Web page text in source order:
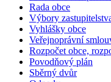
Rada obce
Výbory
Vyhlášky obce
Veřejnoprávní
Rozpočet obce,
Povodňový plán
Sběrný dvůr